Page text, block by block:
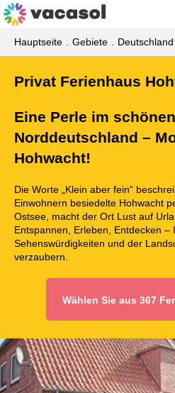
Hauptseite Gebiete Deutschland
Privat Ferienhaus
Eine Perle im schönen
Norddeutschland –
Hohwacht!
Die Worte „Klein aber fein“
Einwohnern besiedelte Hohwacht
Ostsee, macht der Ort Lust auf
Entspannen, Erleben, Entdecken –
Sehenswürdigkeiten und der
verzaubern.
Wählen Sie aus 367